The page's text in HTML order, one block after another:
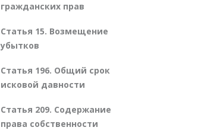
гражданских прав
Статья 15. Возмещение
убытков
Статья 196. Общий срок
исковой давности
Статья 209. Содержание
права собственности